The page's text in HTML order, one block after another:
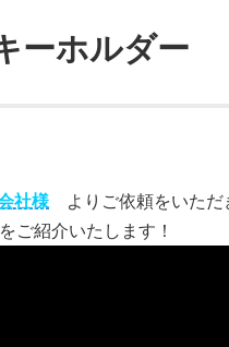
ホルダー
社様よりご依頼をいただ
をご紹介いたします！